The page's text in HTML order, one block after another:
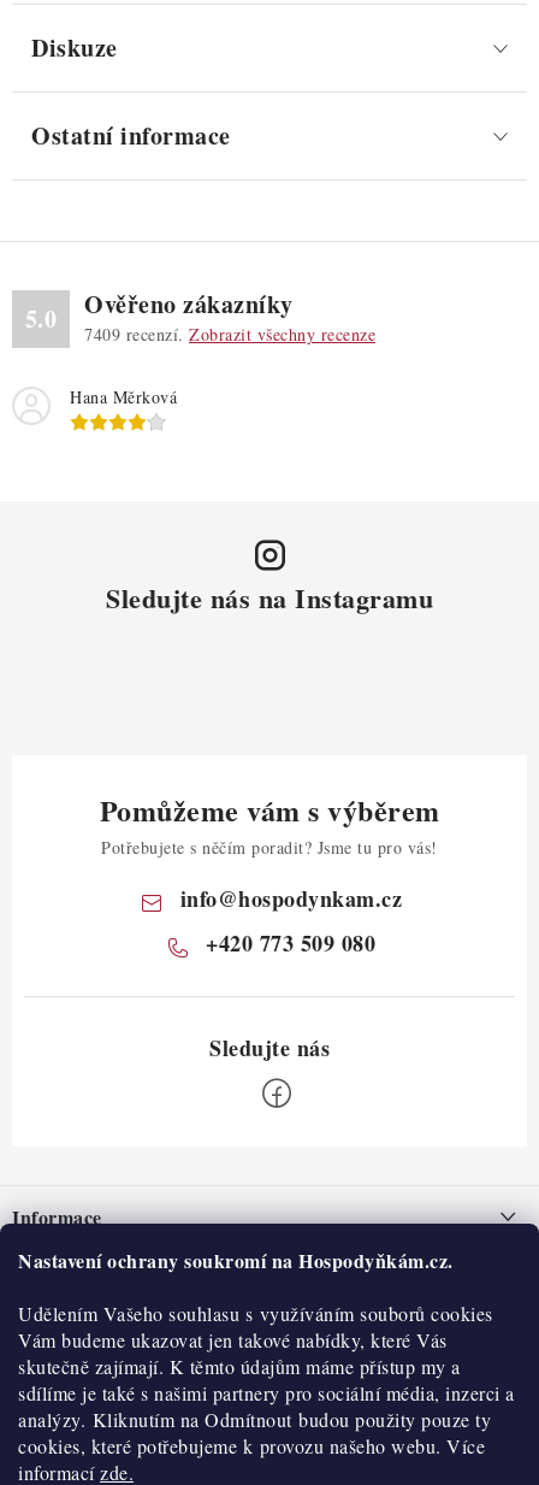
Nastavení ochrany soukromí na Hospodyňkám.cz.
Udělením Vašeho souhlasu s využíváním souborů cookies
Vám budeme ukazovat jen takové nabídky, které Vás
skutečně zajímají. K těmto údajům máme přístup my a
sdílíme je také s našimi partnery pro sociální média, inzerci a
analýzy. Kliknutím na Odmítnout budou použity pouze ty
cookies, které potřebujeme k provozu našeho webu. Více
informacízde.
Diskuze
Ostatní informace
5.0 Ověřeno zákazníky
7409 recenzí. Zobrazit všechny recenze
Hana Měrková
Sledujte nás na Instagramu
Pomůžeme vám s výběrem
Potřebujete s něčím poradit? Jsme tu pro vás!
info@hospodynkam.cz
+420 773 509 080
pInformace
Nepřevzetí zásilky na dobírku
Obchodní podmínky
Hodnocení obchodu
Blog
Moje objednávka
O nás
Historie
Kontakty
O nákupu
Reklamace a vratky
Výdejní místa